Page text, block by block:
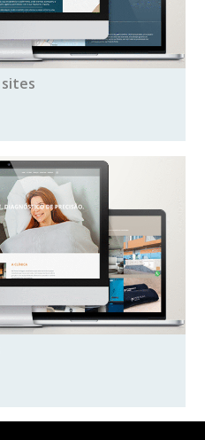
sites